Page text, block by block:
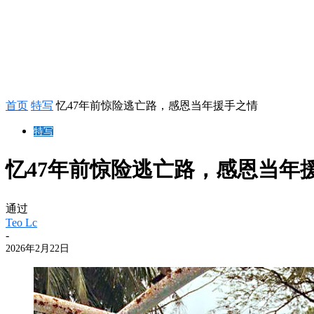
首页 特写 忆47年前惊险逃亡路，感恩当年援手之情
特写
忆47年前惊险逃亡路，感恩当年
通过
Teo Lc
-
2026年2月22日